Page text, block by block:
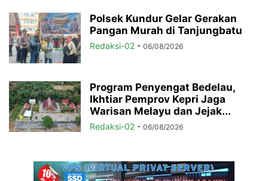
Polsek Kundur Gelar Gerakan
Pangan Murah di Tanjungbatu
Redaksi-02 - 06/08/2026
Program Penyengat Bedelau,
Ikhtiar Pemprov Kepri Jaga
Warisan Melayu dan Jejak...
Redaksi-02 - 06/08/2026